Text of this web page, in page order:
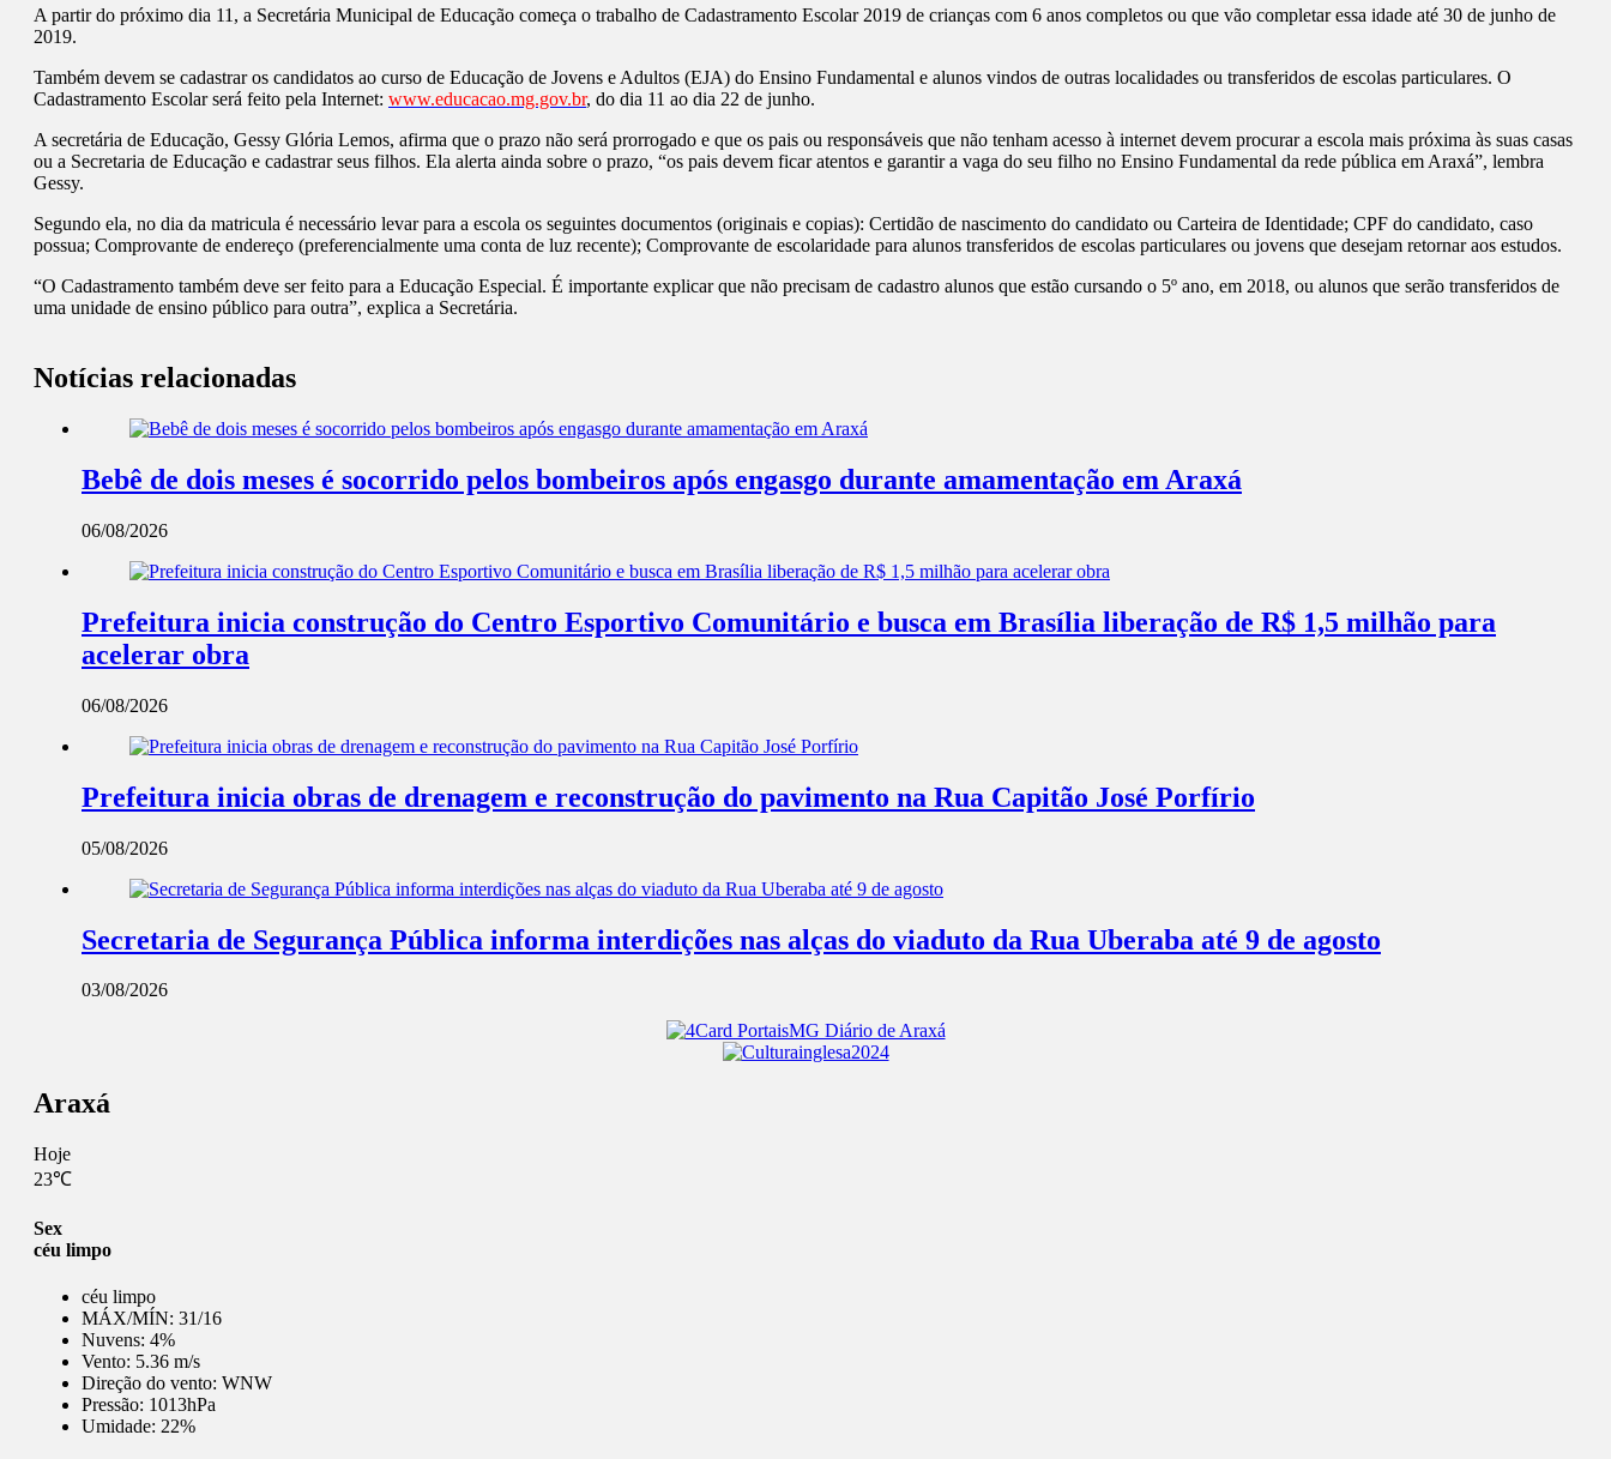
A partir do próximo dia 11, a Secretária Municipal de Educação começa o trabalho de Cadastramento Escolar 2019 de crianças com 6 anos completos ou que vão completar essa idade até 30 de junho de
2019.
Também devem se cadastrar os candidatos ao curso de Educação de Jovens e Adultos (EJA) do Ensino Fundamental e alunos vindos de outras localidades ou transferidos de escolas particulares. O
Cadastramento Escolar será feito pela Internet: www.educacao.mg.gov.br, do dia 11 ao dia 22 de junho.
A secretária de Educação, Gessy Glória Lemos, afirma que o prazo não será prorrogado e que os pais ou responsáveis que não tenham acesso à internet devem procurar a escola mais próxima às suas casas
ou a Secretaria de Educação e cadastrar seus filhos. Ela alerta ainda sobre o prazo, “os pais devem ficar atentos e garantir a vaga do seu filho no Ensino Fundamental da rede pública em Araxá”, lembra
Gessy.
Segundo ela, no dia da matricula é necessário levar para a escola os seguintes documentos (originais e copias): Certidão de nascimento do candidato ou Carteira de Identidade; CPF do candidato, caso
possua; Comprovante de endereço (preferencialmente uma conta de luz recente); Comprovante de escolaridade para alunos transferidos de escolas particulares ou jovens que desejam retornar aos estudos.
“O Cadastramento também deve ser feito para a Educação Especial. É importante explicar que não precisam de cadastro alunos que estão cursando o 5º ano, em 2018, ou alunos que serão transferidos de
uma unidade de ensino público para outra”, explica a Secretária.
Notícias relacionadas
Bebê de dois meses é socorrido pelos bombeiros após engasgo durante amamentação em Araxá
06/08/2026
Prefeitura inicia construção do Centro Esportivo Comunitário e busca em Brasília liberação de R$ 1,5 milhão para
acelerar obra
06/08/2026
Prefeitura inicia obras de drenagem e reconstrução do pavimento na Rua Capitão José Porfírio
05/08/2026
Secretaria de Segurança Pública informa interdições nas alças do viaduto da Rua Uberaba até 9 de agosto
03/08/2026
Araxá
Hoje
23℃
Sex
céu limpo
céu limpo
MÁX/MÍN: 31/16
Nuvens: 4%
Vento: 5.36 m/s
Direção do vento: WNW
Pressão: 1013hPa
Umidade: 22%